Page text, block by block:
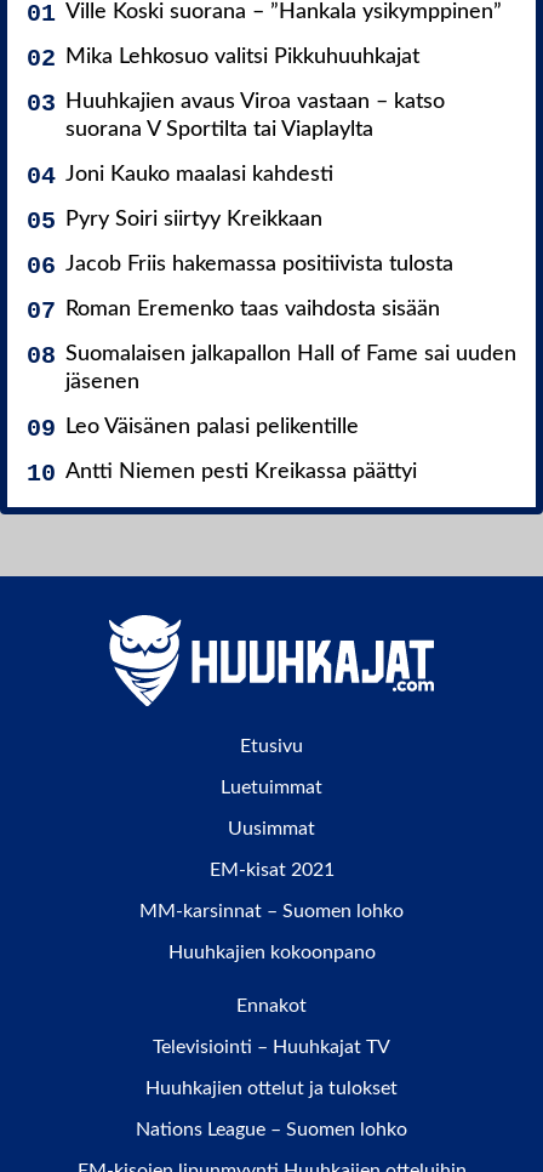
Ville Koski suorana – ”Hankala ysikymppinen”
Mika Lehkosuo valitsi Pikkuhuuhkajat
Huuhkajien avaus Viroa vastaan – katso
suorana V Sportilta tai Viaplaylta
Joni Kauko maalasi kahdesti
Pyry Soiri siirtyy Kreikkaan
Jacob Friis hakemassa positiivista tulosta
Roman Eremenko taas vaihdosta sisään
Suomalaisen jalkapallon Hall of Fame sai uuden
jäsenen
Leo Väisänen palasi pelikentille
Antti Niemen pesti Kreikassa päättyi
Etusivu
Luetuimmat
Uusimmat
EM-kisat 2021
MM-karsinnat – Suomen lohko
Huuhkajien kokoonpano
Ennakot
Televisiointi – Huuhkajat TV
Huuhkajien ottelut ja tulokset
Nations League – Suomen lohko